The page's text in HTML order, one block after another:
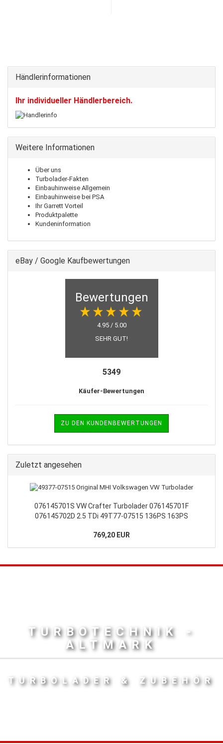
Händlerinformationen
Ihr individueller Händlerbereich.
Weitere Informationen
Über uns
Turbolader-Fakten
Einbauhinweise Allgemein
Einbauhinweise bei PSA
Ihr Garrett Vorteil
Produktpalette
Kundeninformation
eBay / Google Kaufbewertungen
Bewertungen
4.95 / 5.00
SEHR GUT!
5349
Käufer-Bewertungen
ZU DEN KUNDENBEWERTUNGEN
Zuletzt angesehen
076145701S VW Crafter Turbolader 076145701F
076145702D 2.5 TDi 49T77-07515 136PS 163PS
769,20 EUR
TURBOTECHNIK -
ALTMARK
TURBOLADER & ZUBEHÖR